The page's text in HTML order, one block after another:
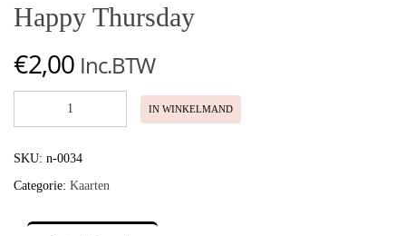
Happy Thursday
€2,00 Inc.BTW
IN WINKELMAND
SKU: n-0034
Categorie: Kaarten